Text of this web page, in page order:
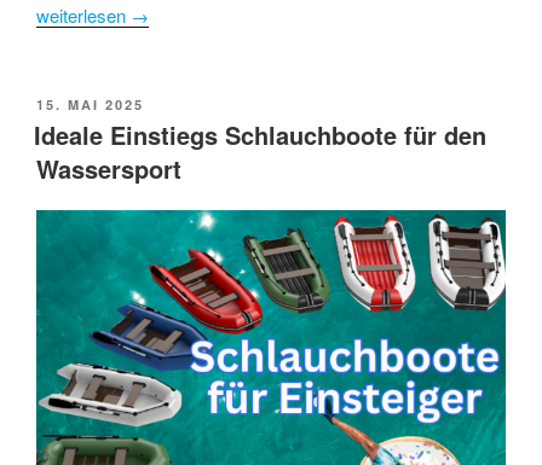
weiterlesen →
POSTED
ON
15. MAI 2025
Ideale Einstiegs Schlauchboote für den
Wassersport